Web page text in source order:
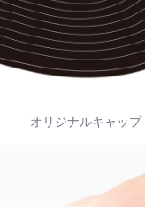
オリジナルキャップ